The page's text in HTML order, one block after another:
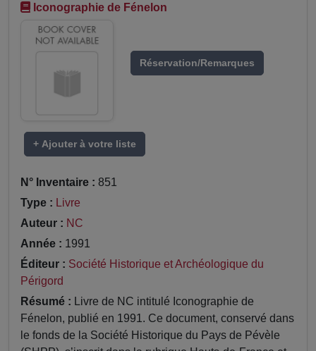
Iconographie de Fénelon
Réservation/Remarques
+ Ajouter à votre liste
N° Inventaire : 851
Type : Livre
Auteur : NC
Année : 1991
Éditeur : Société Historique et Archéologique du
Périgord
Résumé : Livre de NC intitulé Iconographie de
Fénelon, publié en 1991. Ce document, conservé dans
le fonds de la Société Historique du Pays de Pévèle